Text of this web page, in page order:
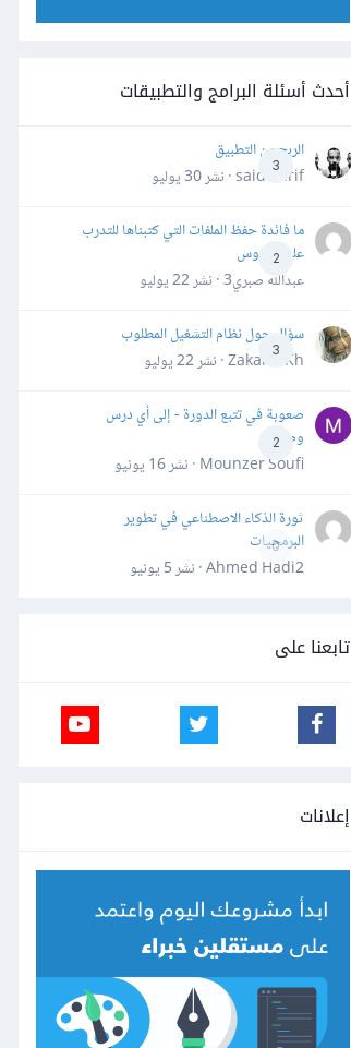
أحدث أسئلة البرامج والتطبيقات
3
الربح من التطبيق
said darif · نشر
30 يوليو
2
ما فائدة حفظ الملفات التي كتبناها للتدرب
على الدروس
عبدالله صبري3 · نشر
22 يوليو
3
سؤال حول نظام التشغيل المطلوب
Zakaria Kh · نشر
22 يوليو
2
صعوبة في تتبع الدورة - إلى أي درس
وصلت؟
Mounzer Soufi · نشر
16 يونيو
0
ثورة الذكاء الاصطناعي في تطوير
البرمجيات
Ahmed Hadi2 · نشر
5 يونيو
تابعنا على
إعلانات